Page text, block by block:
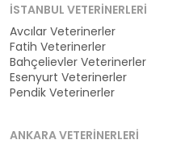
İSTANBUL VETERINERLERI
Avcılar Veterinerler
Fatih Veterinerler
Bahçelievler Veterinerler
Esenyurt Veterinerler
Pendik Veterinerler
ANKARA VETERINERLERI